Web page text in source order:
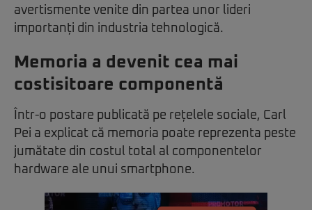
avertismente venite din partea unor lideri
importanți din industria tehnologică.
Memoria a devenit cea mai
costisitoare componentă
Într-o postare publicată pe rețelele sociale, Carl
Pei a explicat că memoria poate reprezenta peste
jumătate din costul total al componentelor
hardware ale unui smartphone.